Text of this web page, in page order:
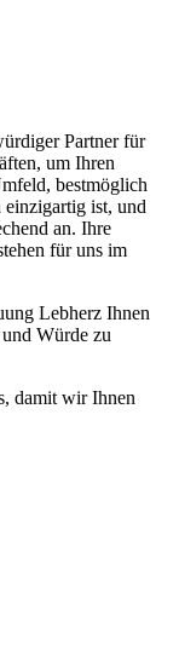
Partner für
um Ihren
bestmöglich
einzigartig ist, und
an. Ihre
für uns im
Lebherz Ihnen
Würde zu
damit wir Ihnen